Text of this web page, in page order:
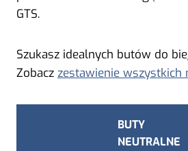
GTS.
Szukasz idealnych butów do
Zobacz zestawienie wszystkich
BUTY
NEUTRALNE